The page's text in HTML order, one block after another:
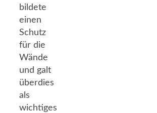
bildete
einen
Schutz
für die
Wände
und galt
überdies
als
wichtiges